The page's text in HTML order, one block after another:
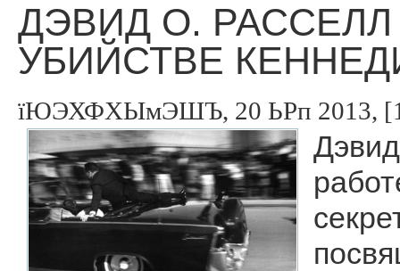
ДЭВИД О.
УБИЙСТВЕ
їЮЭХФХЫмЭШЪ, 20 ЬРп 2013,